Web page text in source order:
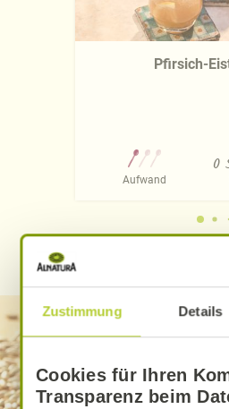
Zustimmung Details
Cookies für Ihren
Transparenz beim
Pfirsich-
Aufwand
0
WEITERE ALNATURA